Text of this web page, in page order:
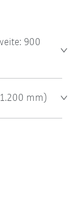
900
1.200 mm)